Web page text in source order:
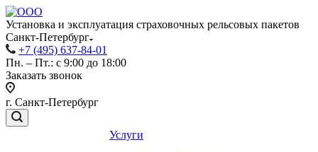
Установка и эксплуатация страховочных рельсовых пакетов
Санкт-Петербург
+7 (495) 637-84-01
Пн. – Пт.: с 9:00 до 18:00
Заказать звонок
г. Санкт-Петербург
Услуги